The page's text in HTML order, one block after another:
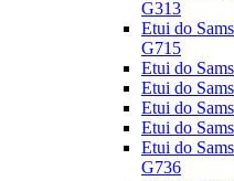
G313
Etui do
G715
Etui do
Etui do
Etui do
Etui do
Etui do
G736